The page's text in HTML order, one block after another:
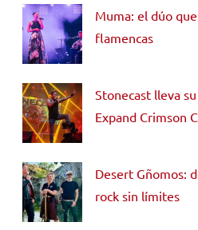
Muma: el dúo
flamencas
Stonecast lleva
Expand Crimson
Desert Gñomos:
rock sin límites